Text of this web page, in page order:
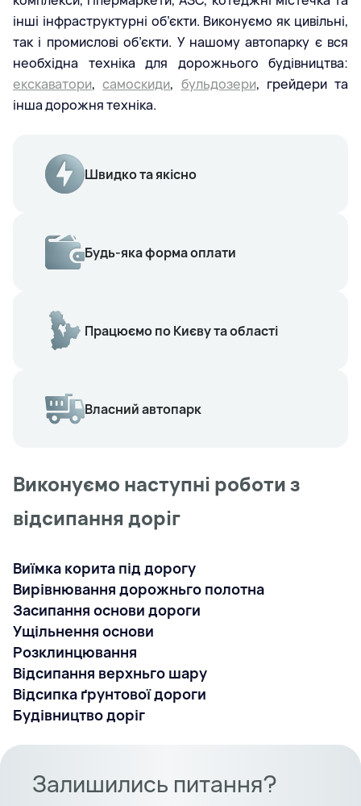
інші інфраструктурні об’єкти. Виконуємо як цивільні,
так і промислові об’єкти. У нашому автопарку є вся
необхідна техніка для дорожнього будівництва:
екскаватори,самоскиди, бульдозери, грейдери та
інша дорожня техніка.
Швидко та якісно
Будь-яка форма оплати
Працюємо по Києву та області
Власний автопарк
Виконуємо наступні роботи з
відсипання доріг
Виїмка корита під дорогу
Вирівнювання дорожньго полотна
Засипання основи дороги
Ущільнення основи
Розклинцювання
Відсипання верхньго шару
Відсипка ґрунтової дороги
Будівництво доріг
Залишились питання?